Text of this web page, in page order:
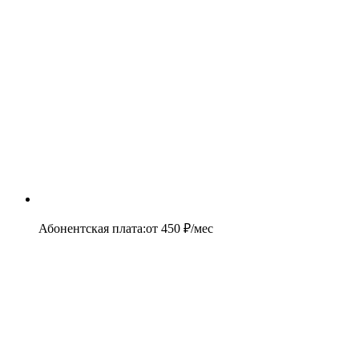
Абонентская плата:от 450 ₽/мес